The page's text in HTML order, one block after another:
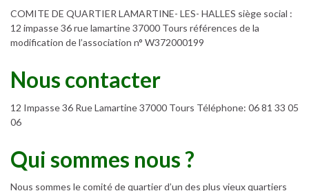
COMITE DE QUARTIER LAMARTINE- LES- HALLES siège social :
12 impasse 36 rue lamartine 37000 Tours références de la
modification de l’association n° W372000199
Nous contacter
12 Impasse 36 Rue Lamartine 37000 Tours Téléphone: 06 81 33 05
06
Qui sommes nous ?
Nous sommes le comité de quartier d’un des plus vieux quartiers